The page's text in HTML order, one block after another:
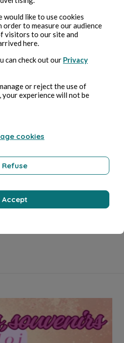
would like to use cookies
to measure our audience
visitors to our site and
here.
can check out our Privacy
or reject the use of
experience will not be
cookies
Refuse
Accept